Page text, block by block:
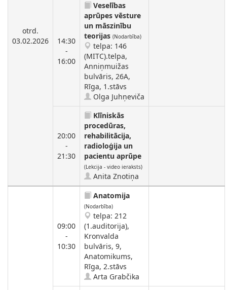
otrd.
03.02.2026
14:30
-
16:00
Veselības
aprūpes vēsture
un māszinību
teorijas (Nodarbība)
telpa: 146
(MITC).telpa,
Anniņmuižas
bulvāris, 26A,
Rīga, 1.stāvs
Olga Juhņeviča
20:00
-
21:30
Klīniskās
procedūras,
rehabilitācija,
radioloģija un
pacientu aprūpe
(Lekcija - video ieraksts)
Anita Znotiņa
09:00
-
10:30
Anatomija
(Nodarbība)
telpa: 212
(1.auditorija),
Kronvalda
bulvāris, 9,
Anatomikums,
Rīga, 2.stāvs
Arta Grabčika